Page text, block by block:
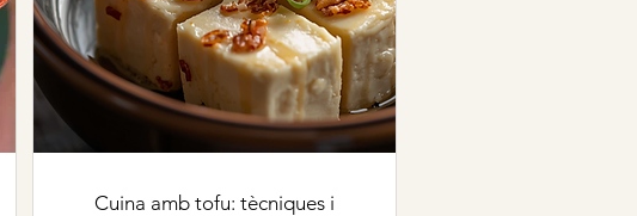
Cuina amb tofu: tècniques i